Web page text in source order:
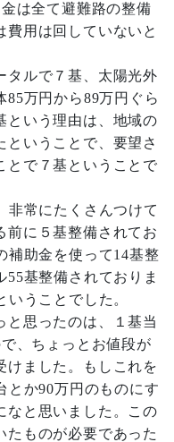
は全て避難路の整備
費用は回していないと
ルで７基、太陽光外
万円から89万円ぐら
という理由は、地域の
ということで、要望さ
とで７基ということで
常にたくさんつけて
前に５基整備されてお
補助金を使って14基整
基整備されておりま
うことでした。
思ったのは、１基当
、ちょっとお値段が
けました。もしこれを
とか90万円のものにす
なと思いました。この
たものが必要であった